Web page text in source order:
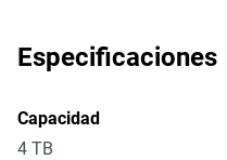
Especificaciones
Capacidad
4 TB